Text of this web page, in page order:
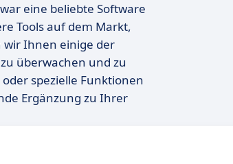
eine beliebte Software
Tools auf dem Markt,
wir Ihnen einige der
überwachen und zu
spezielle Funktionen
Ergänzung zu Ihrer